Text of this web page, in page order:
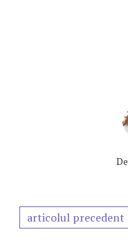
De
articolul precedent